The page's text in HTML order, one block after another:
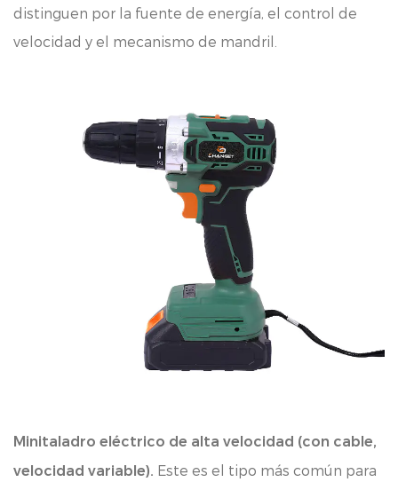
distinguen por la fuente de energía, el control de
velocidad y el mecanismo de mandril.
Minitaladro eléctrico de alta velocidad (con cable,
velocidad variable). Este es el tipo más común para